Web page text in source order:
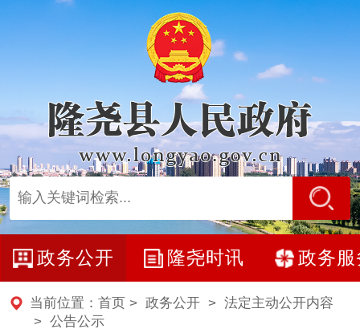
政务公开 隆尧时讯 政务服
当前位置： 首页 > 政务公开> 法定主动公开内容
> 公告公示